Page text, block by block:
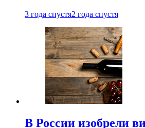
3 года спустя2 года спустя
В России изобрели